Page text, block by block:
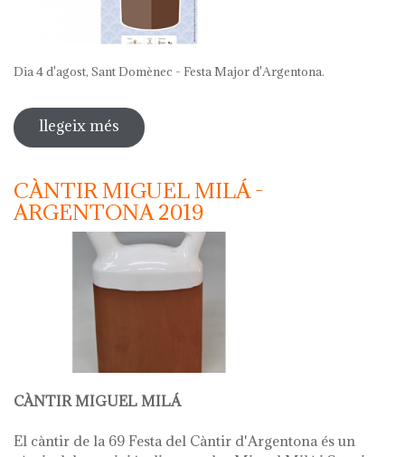
Dia 4 d'agost, Sant Domènec - Festa Major d'Argentona.
llegeix més sobre 69 festa del càntir 2019
CÀNTIR MIGUEL MILÁ -
ARGENTONA 2019
CÀNTIR MIGUEL MILÁ
El càntir de la 69 Festa del Càntir d'Argentona és un